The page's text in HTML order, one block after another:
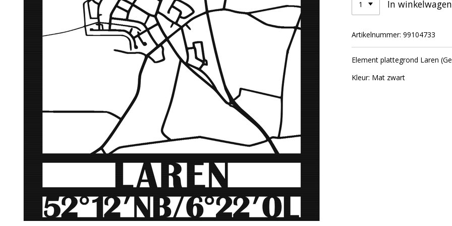
In winkelwagen
Artikelnummer: 99104733
Element plattegrond Laren
Kleur: Mat zwart